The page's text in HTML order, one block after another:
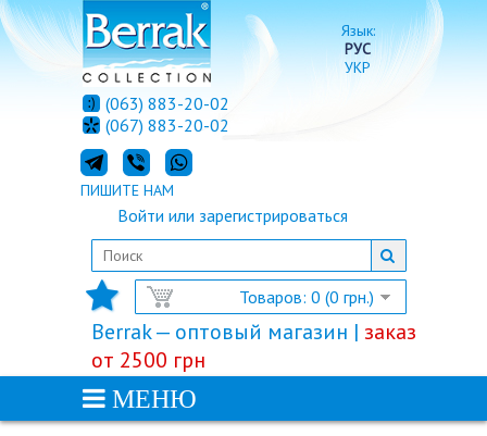
Язык:
РУС
УКР
Товаров: 0 (0 грн.)
Войти или зарегистрироваться
(063) 883-20-02
(067) 883-20-02
ПИШИТЕ НАМ
Berrak — оптовый магазин | заказ
от 2500 грн
МЕНЮ